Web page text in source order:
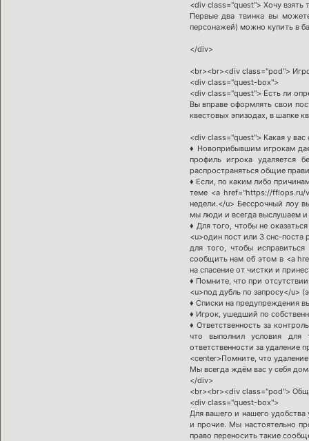
<div class="quest"> Хочу взять
Первые два твинка вы
персонажей) можно купить в
</div>
<br><br><div class="pod">
<div class="quest-box">
<div class="quest"> Есть ли
Вы вправе оформлять свои
квестовых эпизодах, в шапке
<div class="quest"> Какая у
♦ Новоприбывшим игрокам
профиль игрока удаляется
распространяться общие
♦ Если, по каким либо
теме <a href="https://fflops.ru/
недели.</u> Бессрочный лоу
мы люди и всегда выслушаем
♦ Для того, чтобы не
<u>один пост или 3 снс-поста
для того, чтобы
сообщить нам об этом в <a
на спасение от чистки и
♦ Помните, что при
<u>под дубль по запросу</u>
♦ Списки на предупреждения
♦ Игрок, ушедший по
♦ Ответственность за
что выполнил условия для
ответственности за удаление
<center>Помните, что
Мы всегда ждём вас у себя
</div>
<br><br><div class="pod">
<div class="quest-box">
Для вашего и нашего
и прочие. Мы настоятельно
право переносить такие